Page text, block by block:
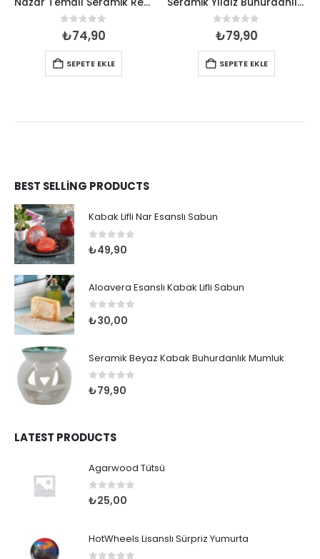
0 out of 5
₺74,90
SEPETE EKLE
0 out of 5
₺79,90
SEPETE EKLE
BEST SELLING PRODUCTS
Kabak Lifli Nar Esanslı Sabun
0 out of 5
₺49,90
Aloavera Esanslı Kabak Lifli Sabun
0 out of 5
₺30,00
Seramik Beyaz Kabak Buhurdanlık Mumluk
0 out of 5
₺79,90
LATEST PRODUCTS
Agarwood Tütsü
0 out of 5
₺25,00
HotWheels Lisanslı Sürpriz Yumurta